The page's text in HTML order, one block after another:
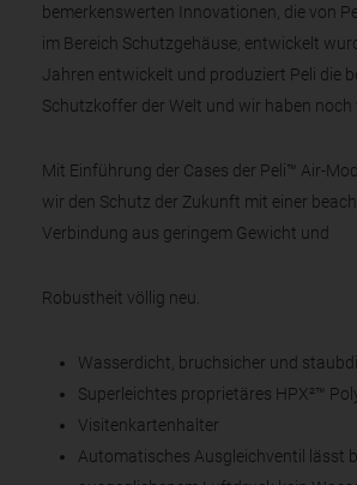
bemerkenswerten Innovationen, die von
im Bereich Schutzgehäuse, entwickelt
Jahren entwickelt und produziert Peli die
Schutzkoffer der Welt und wir haben noch
Mit Einführung der Cases der Peli™ Air-
wir den Schutz der Zukunft mit einer
Verbindung aus geringem Gewicht und
Robustheit völlig neu.
Wasserdicht, bruchsicher und
Superleichtes proprietäres HPX²™
Visitenkartenhalter
Automatisches Ausgleichventil lässt